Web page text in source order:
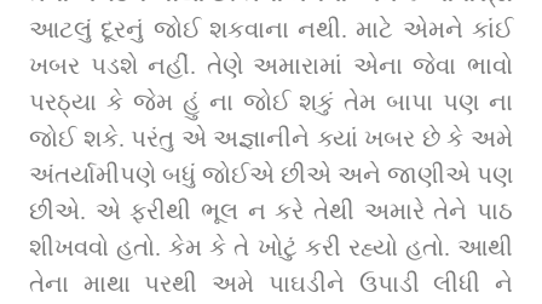
આટલું દૂરનું જોઈ શકવાના નથી. માટે એમને કાંઈ
ખબર પડશે નહીં. તેણે અમારામાં એના જેવા ભાવો
પરઠ્યા કે જેમ હું ના જોઈ શકું તેમ બાપા પણ ના
જોઈ શકે. પરંતુ એ અજ્ઞાનીને ક્યાં ખબર છે કે અમે
અંતર્યામીપણે બધું જોઈએ છીએ અને જાણીએ પણ
છીએ. એ ફરીથી ભૂલ ન કરે તેથી અમારે તેને પાઠ
શીખવવો હતો. કેમ કે તે ખોટું કરી રહ્યો હતો. આથી
તેના માથા પરથી અમે પાઘડીને ઉપાડી લીધી ને